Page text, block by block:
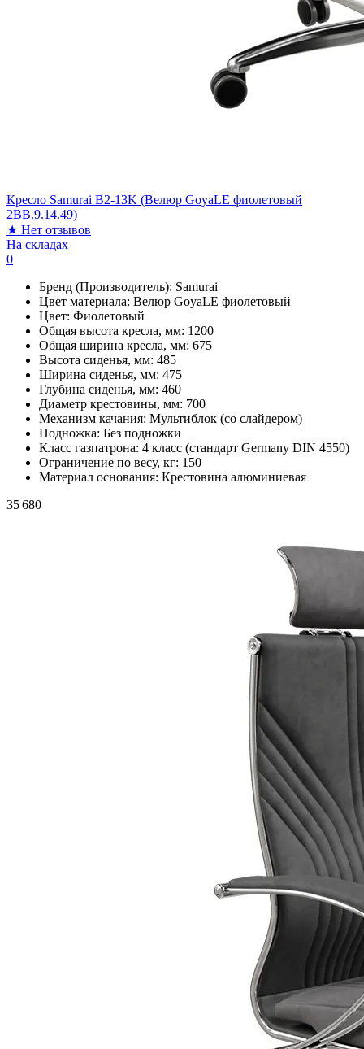
Кресло Samurai B2-13K (Велюр GoyaLE фиолетовый
2BB.9.14.49)
★ Нет отзывов
На складах
0
Бренд (Производитель): Samurai
Цвет материала: Велюр GoyaLE фиолетовый
Цвет: Фиолетовый
Общая высота кресла, мм: 1200
Общая ширина кресла, мм: 675
Высота сиденья, мм: 485
Ширина сиденья, мм: 475
Глубина сиденья, мм: 460
Диаметр крестовины, мм: 700
Механизм качания: Мультиблок (со слайдером)
Подножка: Без подножки
Класс газпатрона: 4 класс (стандарт Germany DIN 4550)
Ограничение по весу, кг: 150
Материал основания: Крестовина алюминиевая
35 680